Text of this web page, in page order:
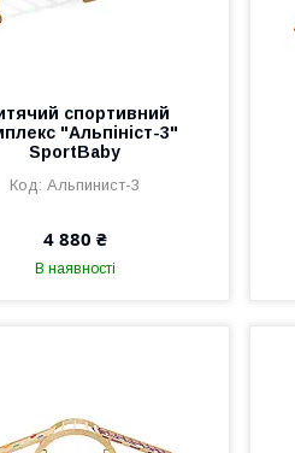
спортивний
"Альпініст-3"
SportBaby
Альпинист-3
4 880 ₴
В наявності